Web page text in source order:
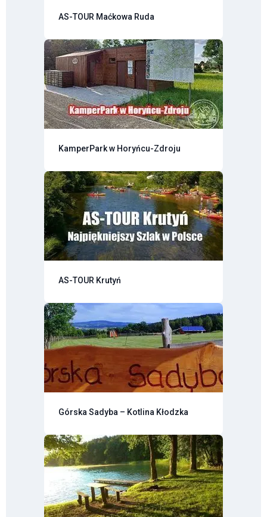
AS-TOUR Maćkowa Ruda
KamperPark w Horyńcu-Zdroju
AS-TOUR Krutyń
Górska Sadyba – Kotlina Kłodzka